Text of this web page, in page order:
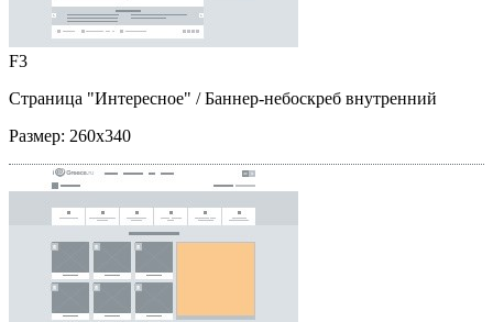
F3
Страница "Интересное" / Баннер-небоскреб внутренний
Размер: 260x340